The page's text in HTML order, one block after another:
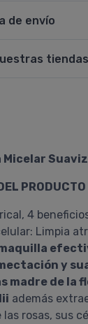
de envío
tiendas
Micelar
PRODUCTO
4
Limpia
y
madre de la
además
rosas, sus